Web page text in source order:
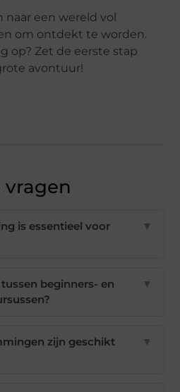
een wereld vol
om ontdekt te worden.
op? Zet de eerste stap
avontuur!
vragen
is essentieel voor
▼
beginners- en
▼
zijn geschikt
▼